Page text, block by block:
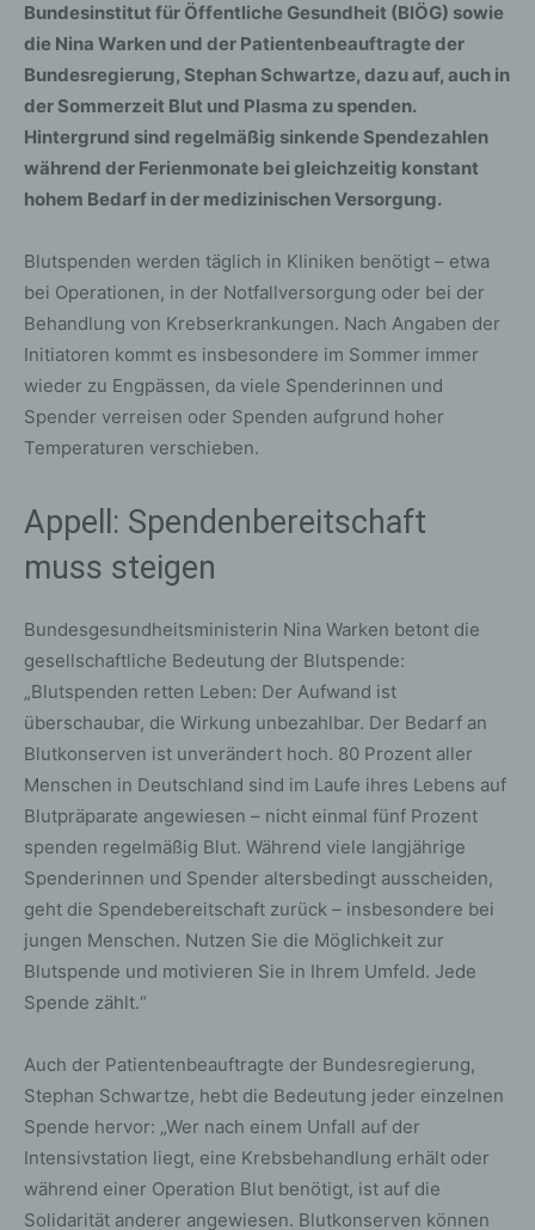
Bundesinstitut für Öffentliche Gesundheit (BIÖG) sowie
die Nina Warken und der Patientenbeauftragte der
Bundesregierung, Stephan Schwartze, dazu auf, auch in
der Sommerzeit Blut und Plasma zu spenden.
Hintergrund sind regelmäßig sinkende Spendezahlen
während der Ferienmonate bei gleichzeitig konstant
hohem Bedarf in der medizinischen Versorgung.
Blutspenden werden täglich in Kliniken benötigt – etwa
bei Operationen, in der Notfallversorgung oder bei der
Behandlung von Krebserkrankungen. Nach Angaben der
Initiatoren kommt es insbesondere im Sommer immer
wieder zu Engpässen, da viele Spenderinnen und
Spender verreisen oder Spenden aufgrund hoher
Temperaturen verschieben.
Appell: Spendenbereitschaft
muss steigen
Bundesgesundheitsministerin Nina Warken betont die
gesellschaftliche Bedeutung der Blutspende:
„Blutspenden retten Leben: Der Aufwand ist
überschaubar, die Wirkung unbezahlbar. Der Bedarf an
Blutkonserven ist unverändert hoch. 80 Prozent aller
Menschen in Deutschland sind im Laufe ihres Lebens auf
Blutpräparate angewiesen – nicht einmal fünf Prozent
spenden regelmäßig Blut. Während viele langjährige
Spenderinnen und Spender altersbedingt ausscheiden,
geht die Spendebereitschaft zurück – insbesondere bei
jungen Menschen. Nutzen Sie die Möglichkeit zur
Blutspende und motivieren Sie in Ihrem Umfeld. Jede
Spende zählt.“
Auch der Patientenbeauftragte der Bundesregierung,
Stephan Schwartze, hebt die Bedeutung jeder einzelnen
Spende hervor: „Wer nach einem Unfall auf der
Intensivstation liegt, eine Krebsbehandlung erhält oder
während einer Operation Blut benötigt, ist auf die
Solidarität anderer angewiesen. Blutkonserven können